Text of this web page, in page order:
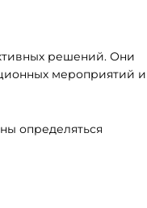
решений. Они
мероприятий и
определяться